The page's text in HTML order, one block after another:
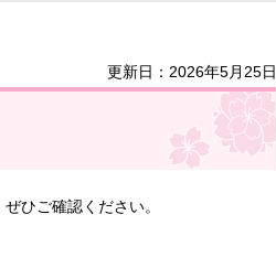
更新日：2026年5月25日
ひご確認ください。